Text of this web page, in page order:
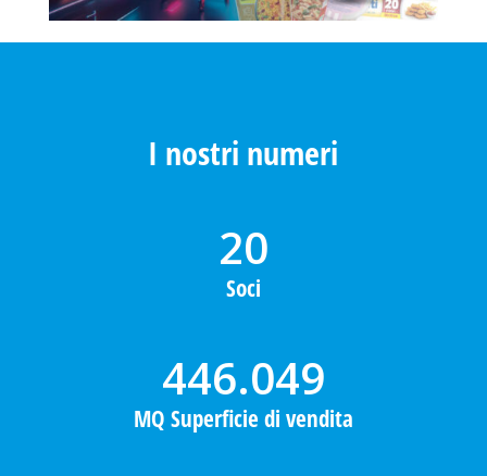
I nostri numeri
20
Soci
446.049
MQ Superficie di vendita